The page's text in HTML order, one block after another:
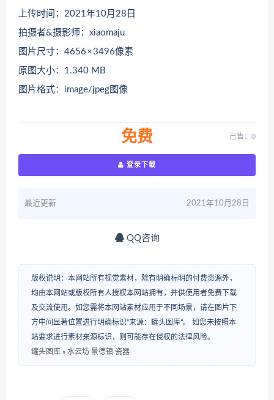
上传时间：2021年10月28日
拍摄者&摄影师：xiaomaju
图片尺寸：4656 × 3496像素
原图大小：1.340 MB
图片格式：image/jpeg图像
免费 已售：0
登录下载
最近更新 2021年10月28日
QQ咨询
版权说明：本网站所有视觉素材，除有明确标明的付费资源外，
均由本网站或版权所有人授权本网站拥有，并供使用者免费下载
及交流使用。如您需将本网站素材应用于不同场景，请在图片下
方中间显著位置进行明确标识“来源：罐头图库”。 如您未按照本
站要求进行素材来源标识，则可能存在侵权的法律风险。
罐头图库 » 水云坊 景德镇 瓷器